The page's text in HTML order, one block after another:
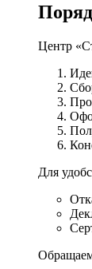
Центр
Для